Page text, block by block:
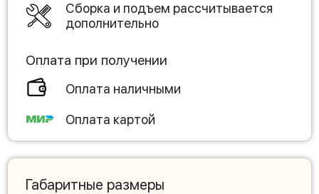
Сборка и подъем рассчитывается
дополнительно
Оплата при получении
Оплата наличными
Оплата картой
Габаритные размеры